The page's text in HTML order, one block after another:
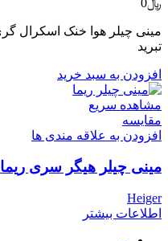
﷼0
تبرید
افزودن به سبد خرید
مشاهده سریع
مقایسه
افزودن به علاقه مندی ها
مینی چیلر هیگر سری ریما
Heiger
اطلاعات بیشتر